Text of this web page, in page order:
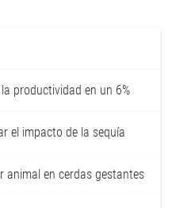
productividad en un 6%
el impacto de la sequía
animal en cerdas gestantes